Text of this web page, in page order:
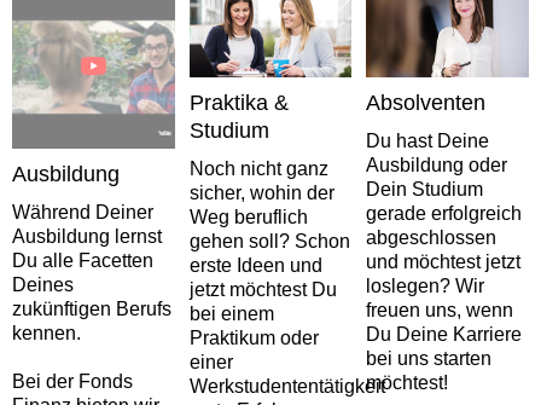
Ausbildung
Während Deiner
Ausbildung lernst
Du alle Facetten
Deines
zukünftigen Berufs
kennen.
Bei der Fonds
Praktika &
Studium
Noch nicht ganz
sicher, wohin der
Weg beruflich
gehen soll? Schon
erste Ideen und
jetzt möchtest Du
bei einem
Praktikum oder
einer
Werkstudententätigkeit
Absolventen
Du hast Deine
Ausbildung oder
Dein Studium
gerade erfolgreich
abgeschlossen
und möchtest jetzt
loslegen? Wir
freuen uns, wenn
Du Deine Karriere
bei uns starten
möchtest!